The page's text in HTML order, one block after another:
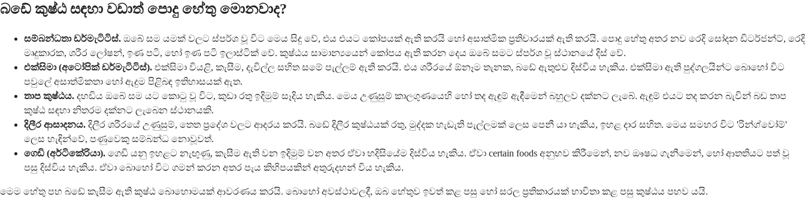
බඩේ කුෂ්ඨ සඳහා වඩාත් පොදු හේතු මොනවාද?
සම්බන්ධතා ඩර්මැටිටිස්. ඔබේ සම යමක් වලට ස්පර්ශ වූ විට මෙය සිදු වේ, එය එයට කෝපයක් ඇති කරයි හෝ අසාත්මික ප්‍රතිචාරයක් ඇති කරයි. පොදු හේතු අතර නව රෙදි සෝදන ඩිටර්ජන්ට්, රෙදි
මෘදුකාරක, ශරීර ලෝෂන්, ඉණ පටි, හෝ ඉණ පටි ඉලාස්ටික් වේ. කුෂ්ඨය සාමාන්‍යයෙන් කෝපය ඇති කරන දෙය ඔබේ සමට ස්පර්ශ වූ ස්ථානයේ දිස් වේ.
එක්සිමා (අටෝපික් ඩර්මැටිටිස්). එක්සිමා වියළි, කැසීම, දැවිල්ල සහිත සමේ පැල්ලම් ඇති කරයි. එය ශරීරයේ ඕනෑම තැනක, බඩේ ඇතුළුව දිස්විය හැකිය. එක්සිමා ඇති පුද්ගලයින්ට බොහෝ විට
පවුලේ අසාත්මිකතා හෝ ඇදුම පිළිබඳ ඉතිහාසයක් ඇත.
තාප කුෂ්ඨය. දහඩිය ඔබේ සම යට කොටු වූ විට, කුඩා රතු ඉදිමුම් සෑදිය හැකිය. මෙය උණුසුම් කාලගුණයෙහි හෝ තද ඇඳුම් ඇඳීමෙන් බහුලව දක්නට ලැබේ. ඇඳුම් එයට තද කරන බැවින් බඩ තාප
කුෂ්ඨ සඳහා නිතරම දක්නට ලැබෙන ස්ථානයකි.
දිලීර ආසාදනය. දිලීර ශරීරයේ උණුසුම්, තෙත ප්‍රදේශ වලට ආදරය කරයි. බඩේ දිලීර කුෂ්ඨයක් රතු, මුද්දක හැඩැති පැල්ලමක් ලෙස පෙනී යා හැකිය, ඉහළ දාර සහිත. මෙය සමහර විට 'රින්ග්වෝම්'
ලෙස හැඳින්වේ, පණුවෙකු සම්බන්ධ නොවූවත්.
ගෙඩි (අර්ටිකේරියා). ගෙඩි යනු ඉහළට නැඟුණු, කැසීම ඇති වන ඉදිමුම් වන අතර ඒවා හදිසියේම දිස්විය හැකිය. ඒවා certain foods අනුභව කිරීමෙන්, නව ඖෂධ ගැනීමෙන්, හෝ ආතතියට පත් වූ
පසු දිස්විය හැකිය. ඒවා බොහෝ විට ගමන් කරන අතර පැය කිහිපයකින් අතුරුදහන් විය හැකිය.
මෙම හේතු පහ බඩේ කැසීම ඇති කුෂ්ඨ බොහොමයක් ආවරණය කරයි. බොහෝ අවස්ථාවලදී, ඔබ හේතුව ඉවත් කළ පසු හෝ සරල ප්‍රතිකාරයක් භාවිතා කළ පසු කුෂ්ඨය පහව යයි.